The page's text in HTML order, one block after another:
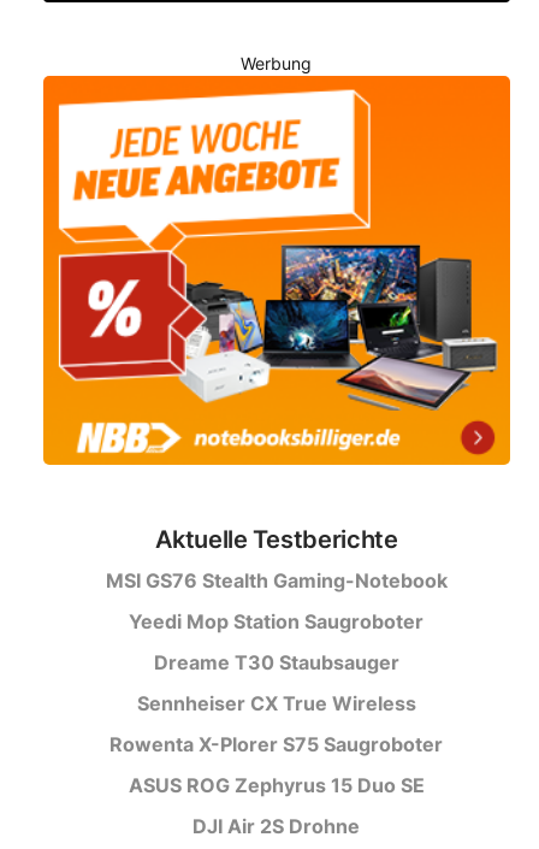
Werbung
Aktuelle Testberichte
MSI GS76 Stealth Gaming-Notebook
Yeedi Mop Station Saugroboter
Dreame T30 Staubsauger
Sennheiser CX True Wireless
Rowenta X-Plorer S75 Saugroboter
ASUS ROG Zephyrus 15 Duo SE
DJI Air 2S Drohne